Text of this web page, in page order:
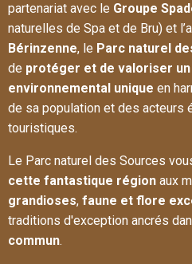
partenariat avec le Groupe
naturelles de Spa et de Bru) et
Bérinzenne, le Parc naturel
de protéger et de valoriser
environnemental unique en
de sa population et des acteurs
touristiques.
Le Parc naturel des Sources
cette fantastique région aux
grandioses, faune et flore
traditions d'exception ancrés
commun.